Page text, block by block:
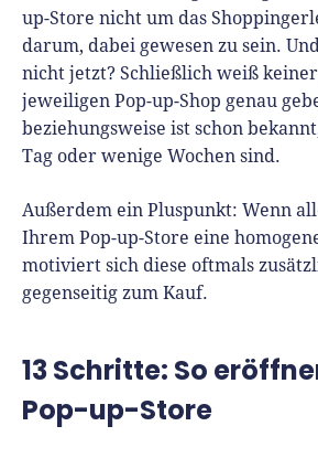
up-Store nicht um das
darum, dabei gewesen zu sein.
nicht jetzt? Schließlich weiß
jeweiligen Pop-up-Shop genau
beziehungsweise ist schon
Tag oder wenige Wochen sind.
Außerdem ein Pluspunkt: Wenn
Ihrem Pop-up-Store eine
motiviert sich diese oftmals
gegenseitig zum Kauf.
13 Schritte: So
Pop-up-Store